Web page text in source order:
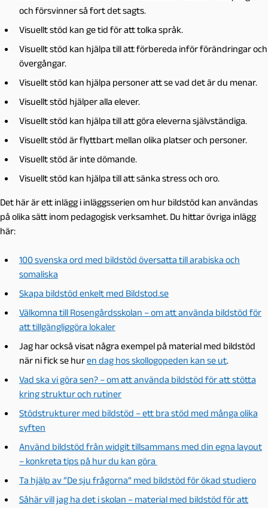
och försvinner så fort det sagts.
Visuellt stöd kan ge tid för att tolka språk.
Visuellt stöd kan hjälpa till att förbereda inför förändringar och
övergångar.
Visuellt stöd kan hjälpa personer att se vad det är du menar.
Visuellt stöd hjälper alla elever.
Visuellt stöd kan hjälpa till att göra eleverna självständiga.
Visuellt stöd är flyttbart mellan olika platser och personer.
Visuellt stöd är inte dömande.
Visuellt stöd kan hjälpa till att sänka stress och oro.
Det här är ett inlägg i inläggsserien om hur bildstöd kan användas
på olika sätt inom pedagogisk verksamhet. Du hittar övriga inlägg
här:
100 svenska ord med bildstöd översatta till arabiska och
somaliska
Skapa bildstöd enkelt med Bildstod.se
Välkomna till Rosengårdsskolan – om att använda bildstöd för
att tillgängliggöra lokaler
Jag har också visat några exempel på material med bildstöd
när ni fick se huren dag hos skollogopeden kan se ut.
Vad ska vi göra sen? – om att använda bildstöd för att stötta
kring struktur och rutiner
Stödstrukturer med bildstöd – ett bra stöd med många olika
syften
Använd bildstöd från widgit tillsammans med din egna layout
– konkreta tips på hur du kan göra
Ta hjälp av ”De sju frågorna” med bildstöd för ökad studiero
Såhär vill jag ha det i skolan – material med bildstöd för att